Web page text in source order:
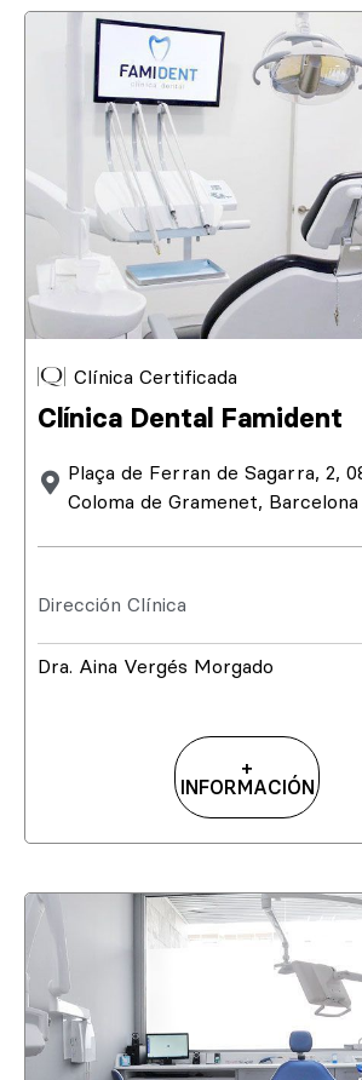
Clínica Certificada
Clínica Dental Famident
Plaça de Ferran de Sagarra, 2,
Coloma de Gramenet, Barcelona
Dirección Clínica
Dra. Aina Vergés Morgado
+
INFORMACIÓN